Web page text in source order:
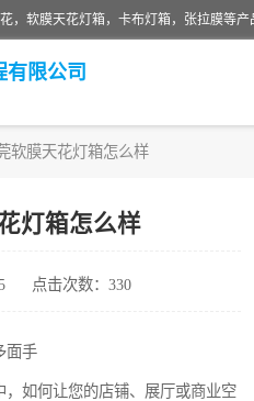
有限公司
软膜天花灯箱怎么样
灯箱怎么样
点击次数：330
面手
如何让您的店铺、展厅或商业空